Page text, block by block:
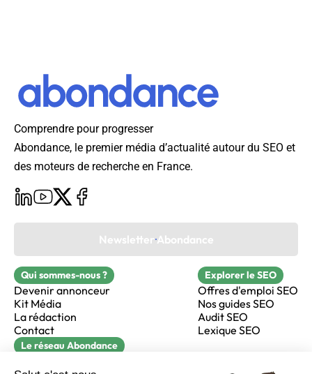
Comprendre pour progresser
Abondance, le premier média d’actualité autour du SEO et
des moteurs de recherche en France.
Newsletter Abondance
Qui sommes-nous ?
Devenir annonceur
Kit Média
La rédaction
Contact
Explorer le SEO
Offres d'emploi SEO
Nos guides SEO
Audit SEO
Lexique SEO
Le réseau Abondance